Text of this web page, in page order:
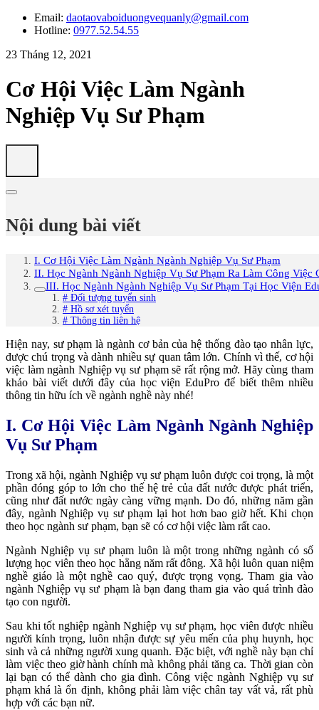
Email: daotaovaboiduongvequanly@gmail.com
Hotline: 0977.52.54.55
23 Tháng 12, 2021
Cơ Hội Việc Làm Ngành
Nghiệp Vụ Sư Phạm
Nội dung bài viết
I. Cơ Hội Việc Làm Ngành Ngành Nghiệp Vụ Sư Phạm
II. Học Ngành Ngành Nghiệp Vụ Sư Phạm Ra Làm Công Việc
III. Học Ngành Ngành Nghiệp Vụ Sư Phạm Tại Học Viện
# Đối tượng tuyển sinh
# Hồ sơ xét tuyển
# Thông tin liên hệ
Hiện nay, sư phạm là ngành cơ bản của hệ thống đào tạo nhân lực,
được chú trọng và dành nhiều sự quan tâm lớn. Chính vì thế, cơ hội
việc làm ngành Nghiệp vụ sư phạm sẽ rất rộng mở. Hãy cùng tham
khảo bài viết dưới đây của học viện EduPro để biết thêm nhiều
thông tin hữu ích về ngành nghề này nhé!
I. Cơ Hội Việc Làm Ngành Ngành Nghiệp
Vụ Sư Phạm
Trong xã hội, ngành Nghiệp vụ sư phạm luôn được coi trọng, là một
phần đóng góp to lớn cho thế hệ trẻ của đất nước được phát triển,
cũng như đất nước ngày càng vững mạnh. Do đó, những năm gần
đây, ngành Nghiệp vụ sư phạm lại hot hơn bao giờ hết. Khi chọn
theo học ngành sư phạm, bạn sẽ có cơ hội việc làm rất cao.
Ngành Nghiệp vụ sư phạm luôn là một trong những ngành có số
lượng học viên theo học hằng năm rất đông. Xã hội luôn quan niệm
nghề giáo là một nghề cao quý, được trọng vọng. Tham gia vào
ngành Nghiệp vụ sư phạm là bạn đang tham gia vào quá trình đào
tạo con người.
Sau khi tốt nghiệp ngành Nghiệp vụ sư phạm, học viên được nhiều
người kính trọng, luôn nhận được sự yêu mến của phụ huynh, học
sinh và cả những người xung quanh. Đặc biệt, với nghề này bạn chỉ
làm việc theo giờ hành chính mà không phải tăng ca. Thời gian còn
lại bạn có thể dành cho gia đình. Công việc ngành Nghiệp vụ sư
phạm khá là ổn định, không phải làm việc chân tay vất vả, rất phù
hợp với các bạn nữ.